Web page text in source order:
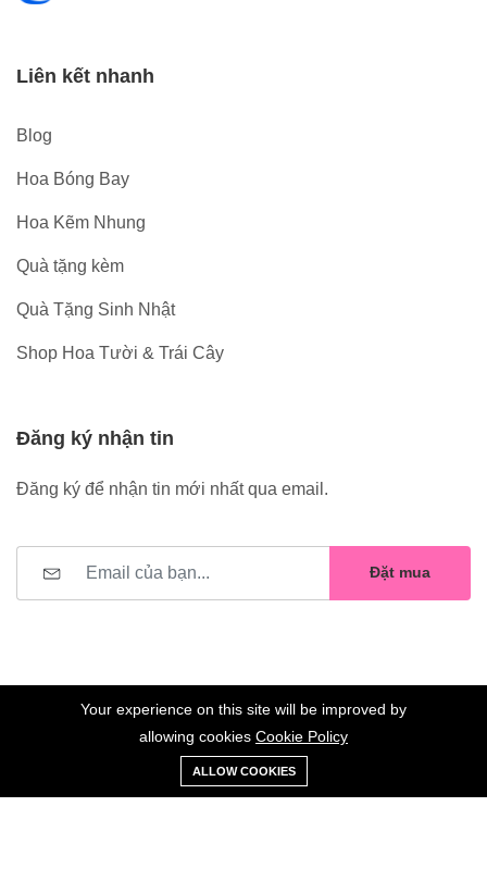
Liên kết nhanh
Blog
Hoa Bóng Bay
Hoa Kẽm Nhung
Quà tặng kèm
Quà Tặng Sinh Nhật
Shop Hoa Tười & Trái Cây
Đăng ký nhận tin
Đăng ký để nhận tin mới nhất qua email.
Đặt mua
©2023 Hoa Nelly . All Rights Reserved.
0
Xe
đẩy
Danh sách
yêu thích
Your experience on this site will be improved by
allowing cookies Cookie Policy
ALLOW COOKIES